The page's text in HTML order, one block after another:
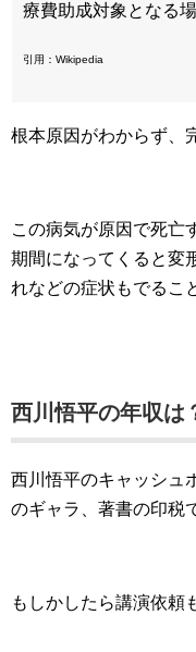
療費助成対象となる場
引用：Wikipedia
根本原因がわからず、
この病気が原因で死亡
期間になってくると変
れなどの症状もでるこ
西川悟平の年収は
西川悟平のキャッシュ
のギャラ、著書の印税
もしかしたら講演依頼